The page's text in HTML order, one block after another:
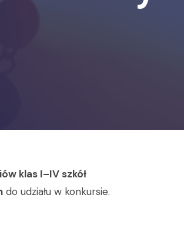
klas I–IV szkół
do udziału w konkursie.